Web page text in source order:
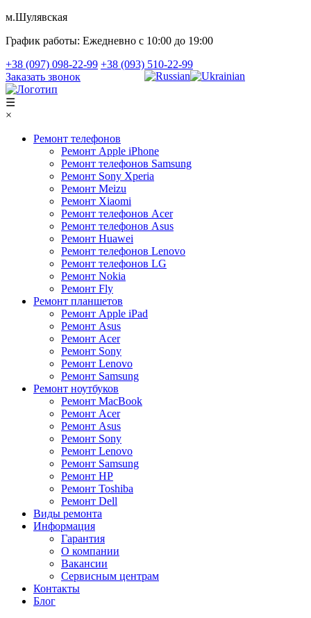
м.Шулявская
График работы: Ежедневно с 10:00 до 19:00
+38 (097) 098-22-99 +38 (093) 510-22-99
Заказать звонок
☰
×
Ремонт телефонов
Ремонт Apple iPhone
Ремонт телефонов Samsung
Ремонт Sony Xperia
Ремонт Meizu
Ремонт Xiaomi
Ремонт телефонов Acer
Ремонт телефонов Asus
Ремонт Huawei
Ремонт телефонов Lenovo
Ремонт телефонов LG
Ремонт Nokia
Ремонт Fly
Ремонт планшетов
Ремонт Apple iPad
Ремонт Asus
Ремонт Acer
Ремонт Sony
Ремонт Lenovo
Ремонт Samsung
Ремонт ноутбуков
Ремонт MacBook
Ремонт Acer
Ремонт Asus
Ремонт Sony
Ремонт Lenovo
Ремонт Samsung
Ремонт HP
Ремонт Toshiba
Ремонт Dell
Виды ремонта
Информация
Гарантия
О компании
Вакансии
Сервисным центрам
Контакты
Блог